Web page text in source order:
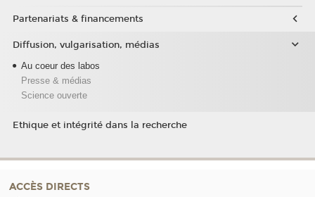
Partenariats & financements
Diffusion, vulgarisation, médias
Au coeur des labos
Presse & médias
Science ouverte
Ethique et intégrité dans la recherche
ACCÈS DIRECTS